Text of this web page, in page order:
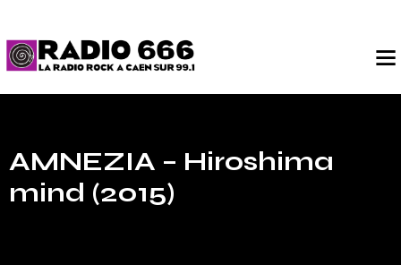
AMNEZIA – Hiroshima
mind (2015)